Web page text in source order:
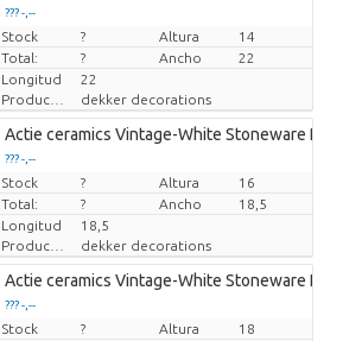
??? -,--
Precio por pieza
Stock ? Altura
14
Total:
? Ancho
22
Longitud
22
Productor
dekker decorations
Actie ceramics Vintage-White Stoneware Pot
??? -,--
Precio por pieza
Stock ? Altura
16
Total:
? Ancho
18,5
Longitud
18,5
Productor
dekker decorations
Actie ceramics Vintage-White Stoneware Pot
??? -,--
Precio por pieza
Stock ? Altura
18